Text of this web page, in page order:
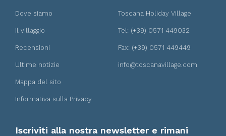
Dove siamo
Il villaggio
Recensioni
Ultime notizie
Mappa del sito
Informativa sulla Privacy
Toscana Holiday Village
Tel: (+39) 0571 449032
Fax: (+39) 0571 449449
info@toscanavillage.com
Iscriviti alla nostra newsletter e rimani